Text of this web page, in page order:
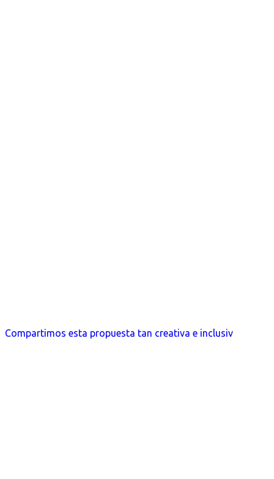
Compartimos esta propuesta tan creativa e inclusiv